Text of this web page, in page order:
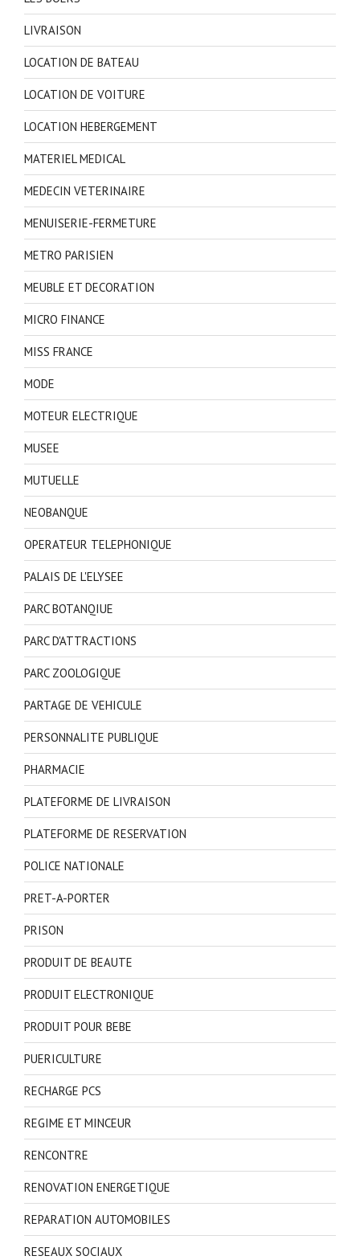
LIVRAISON
LOCATION DE BATEAU
LOCATION DE VOITURE
LOCATION HEBERGEMENT
MATERIEL MEDICAL
MEDECIN VETERINAIRE
MENUISERIE-FERMETURE
METRO PARISIEN
MEUBLE ET DECORATION
MICRO FINANCE
MISS FRANCE
MODE
MOTEUR ELECTRIQUE
MUSEE
MUTUELLE
NEOBANQUE
OPERATEUR TELEPHONIQUE
PALAIS DE L'ELYSEE
PARC BOTANQIUE
PARC D'ATTRACTIONS
PARC ZOOLOGIQUE
PARTAGE DE VEHICULE
PERSONNALITE PUBLIQUE
PHARMACIE
PLATEFORME DE LIVRAISON
PLATEFORME DE RESERVATION
POLICE NATIONALE
PRET-A-PORTER
PRISON
PRODUIT DE BEAUTE
PRODUIT ELECTRONIQUE
PRODUIT POUR BEBE
PUERICULTURE
RECHARGE PCS
REGIME ET MINCEUR
RENCONTRE
RENOVATION ENERGETIQUE
REPARATION AUTOMOBILES
RESEAUX SOCIAUX